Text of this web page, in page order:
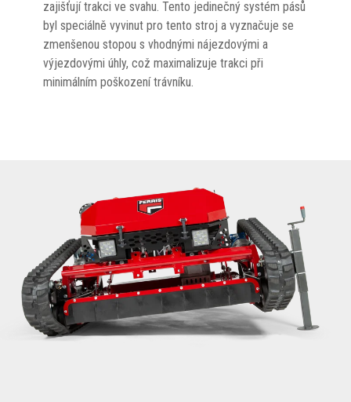
zajišťují trakci ve svahu. Tento jedinečný systém pásů
byl speciálně vyvinut pro tento stroj a vyznačuje se
zmenšenou stopou s vhodnými nájezdovými a
výjezdovými úhly, což maximalizuje trakci při
minimálním poškození trávníku.